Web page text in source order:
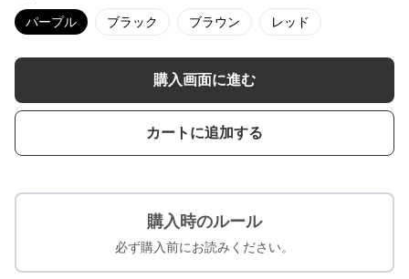
パープル ブラック ブラウン レッド
購入画面に進む
カートに追加する
購入時のルール
必ず購入前にお読みください。